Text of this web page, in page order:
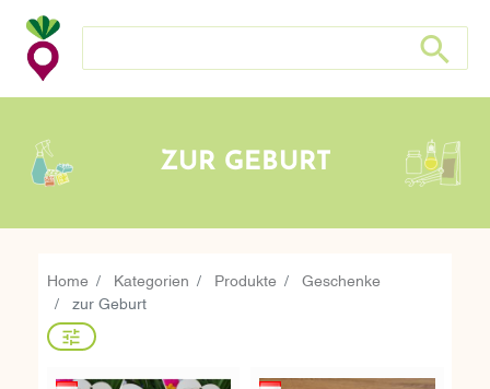
Suche nach: Zum Beispiel Wein, Fleisch, Keramik, Holz,
Suche
ZUR GEBURT
Home Kategorien Produkte Geschenke
zur Geburt